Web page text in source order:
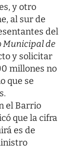
y otro
al sur de
del
Municipal de
y solicitar
millones no
que se
el Barrio
que la cifra
es de